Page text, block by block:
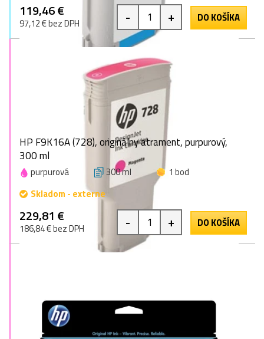
119,46 €
97,12 € bez DPH - + DO KOŠÍKA
HP F9K16A (728), originálny atrament, purpurový,
300 ml
purpurová 300 ml
1 bod
Skladom - externe
229,81 €
186,84 € bez DPH - + DO KOŠÍKA